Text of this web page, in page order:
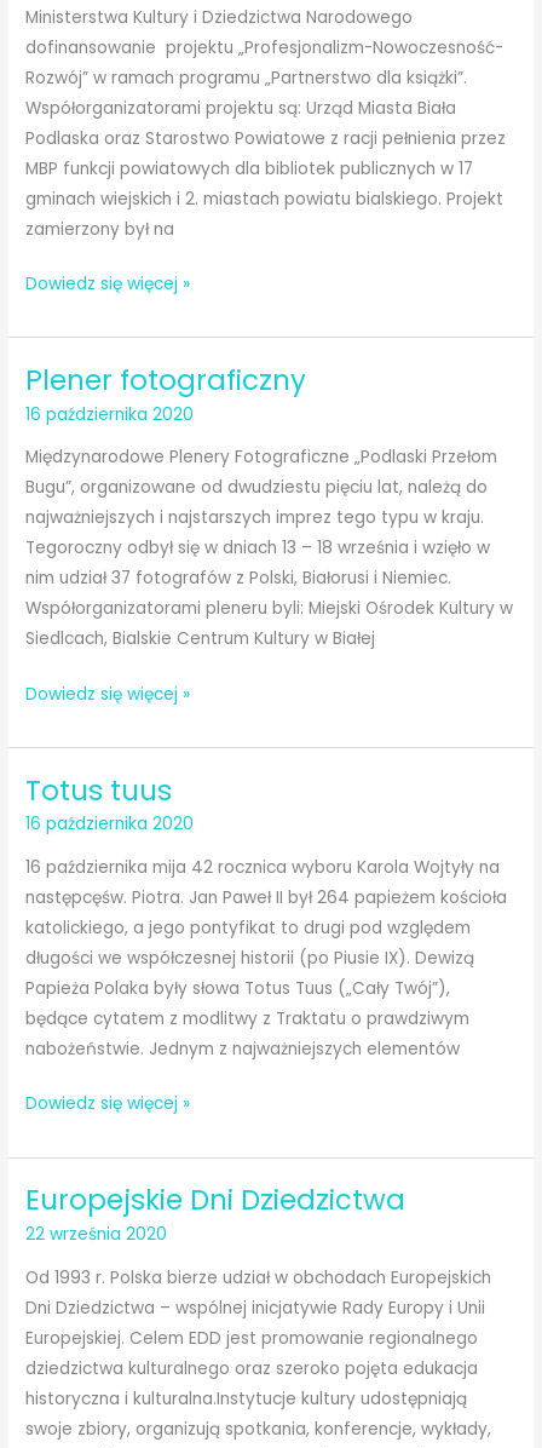
Ministerstwa Kultury i Dziedzictwa Narodowego
dofinansowanie projektu „Profesjonalizm-Nowoczesność-
Rozwój” w ramach programu „Partnerstwo dla książki”.
Współorganizatorami projektu są: Urząd Miasta Biała
Podlaska oraz Starostwo Powiatowe z racji pełnienia przez
MBP funkcji powiatowych dla bibliotek publicznych w 17
gminach wiejskich i 2. miastach powiatu bialskiego. Projekt
zamierzony był na
Bibliotekarze
się
on-
line
ramach
projektu
„Profesjonalizm
–
Nowoczesność
–
Rozwój”
Dowiedz się więcej »
Plener fotograficzny
16 października 2020
Międzynarodowe Plenery Fotograficzne „Podlaski Przełom
Bugu”, organizowane od dwudziestu pięciu lat, należą do
najważniejszych i najstarszych imprez tego typu w kraju.
Tegoroczny odbył się w dniach 13 – 18 września i wzięło w
nim udział 37 fotografów z Polski, Białorusi i Niemiec.
Współorganizatorami pleneru byli: Miejski Ośrodek Kultury w
Siedlcach, Bialskie Centrum Kultury w Białej
Plener
Dowiedz się więcej »
Totus tuus
16 października 2020
16 października mija 42 rocznica wyboru Karola Wojtyły na
następcęśw. Piotra. Jan Paweł II był 264 papieżem kościoła
katolickiego, a jego pontyfikat to drugi pod względem
długości we współczesnej historii (po Piusie IX). Dewizą
Papieża Polaka były słowa Totus Tuus („Cały Twój”),
będące cytatem z modlitwy z Traktatu o prawdziwym
nabożeństwie. Jednym z najważniejszych elementów
Totus
Dowiedz się więcej »
Europejskie Dni Dziedzictwa
22 września 2020
Od 1993 r. Polska bierze udział w obchodach Europejskich
Dni Dziedzictwa – wspólnej inicjatywie Rady Europy i Unii
Europejskiej. Celem EDD jest promowanie regionalnego
dziedzictwa kulturalnego oraz szeroko pojęta edukacja
historyczna i kulturalna.Instytucje kultury udostępniają
swoje zbiory, organizują spotkania, konferencje, wykłady,